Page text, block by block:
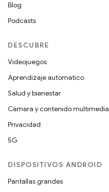
Blog
Podcasts
DESCUBRE
Videojuegos
Aprendizaje automático
Salud y bienestar
Cámara y contenido multimedia
Privacidad
5G
DISPOSITIVOS ANDROID
Pantallas grandes